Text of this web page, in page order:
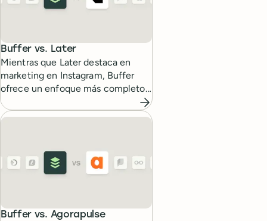
Buffer vs. Later
Mientras que Later destaca en
marketing en Instagram, Buffer
ofrece un enfoque más completo
para gestionar varias plataformas
sociales.
Buffer vs. Agorapulse